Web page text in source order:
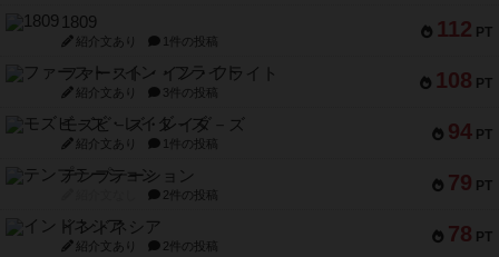
112 PT
1809
紹介文あり 1件の投稿
108 PT
ファースト・イン・フライト
紹介文あり 3件の投稿
94 PT
モズビ－ズ・レイダ－ズ
紹介文あり 1件の投稿
79 PT
テンプテーション
2件の投稿
78 PT
インドネシア
紹介文あり 2件の投稿